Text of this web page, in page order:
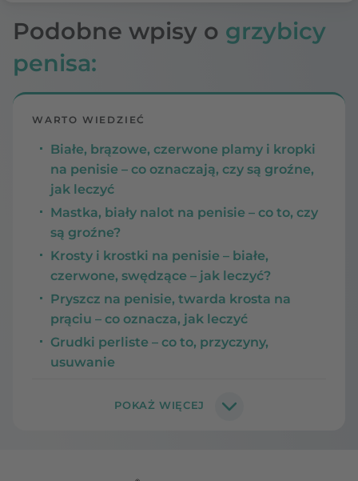
Podobne wpisy o grzybicy
penisa:
WARTO WIEDZIEĆ
Białe, brązowe, czerwone plamy i kropki
na penisie – co oznaczają, czy są groźne,
jak leczyć
Mastka, biały nalot na penisie – co to, czy
są groźne?
Krosty i krostki na penisie – białe,
czerwone, swędzące – jak leczyć?
Pryszcz na penisie, twarda krosta na
prąciu – co oznacza, jak leczyć
Grudki perliste – co to, przyczyny,
usuwanie